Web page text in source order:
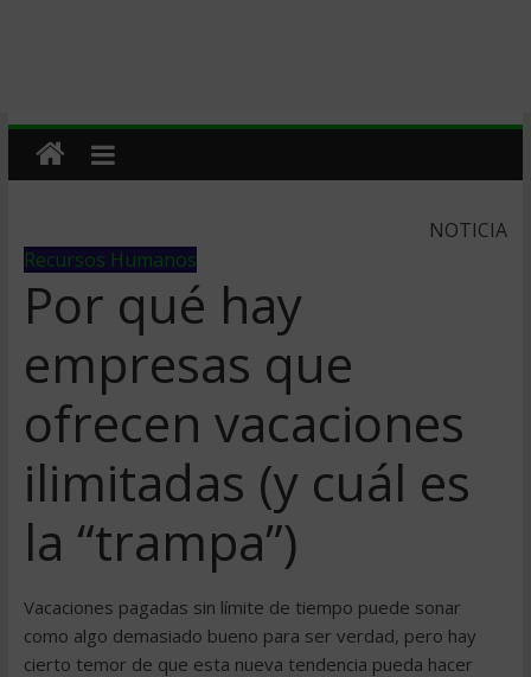
NOTICIA
Recursos Humanos
Por qué hay
empresas que
ofrecen vacaciones
ilimitadas (y cuál es
la “trampa”)
Vacaciones pagadas sin límite de tiempo puede sonar
como algo demasiado bueno para ser verdad, pero hay
cierto temor de que esta nueva tendencia pueda hacer